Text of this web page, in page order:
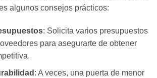
algunos consejos prácticos:
: Solicita varios presupuestos
para asegurarte de obtener
: A veces, una puerta de menor